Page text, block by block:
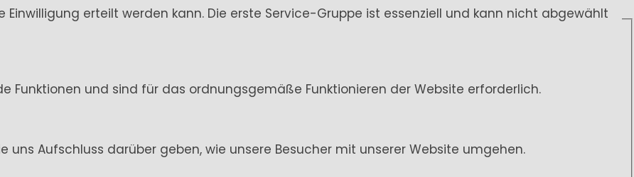
Einwilligung erteilt werden kann. Die erste Service-Gruppe ist essenziell und kann nicht abgewählt
Funktionen und sind für das ordnungsgemäße Funktionieren der Website erforderlich.
Aufschluss darüber geben, wie unsere Besucher mit unserer Website umgehen.